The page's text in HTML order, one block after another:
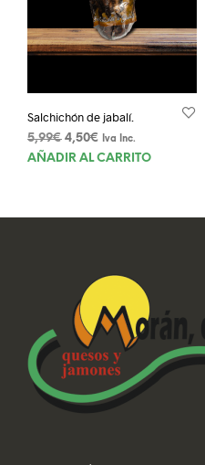
Salchichón de jabalí.
5,99€ El
precio
4,50€ El
precio
Iva Inc.
AÑADIR AL CARRITO